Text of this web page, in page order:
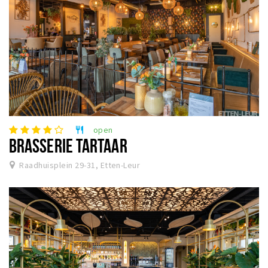
restaurant open
BRASSERIE TARTAAR
Raadhuisplein 29-31, Etten-Leur